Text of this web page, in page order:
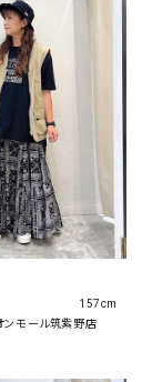
モール筑紫野店
157cm